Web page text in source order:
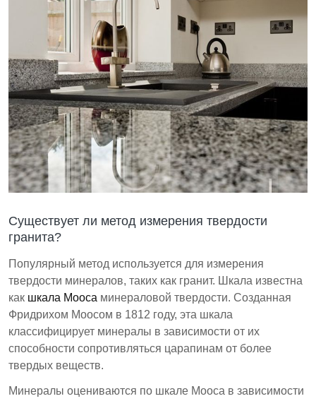
Существует ли метод измерения твердости
гранита?
Популярный метод используется для измерения
твердости минералов, таких как гранит. Шкала известна
как шкала Мооса минераловой твердости. Созданная
Фридрихом Моосом в 1812 году, эта шкала
классифицирует минералы в зависимости от их
способности сопротивляться царапинам от более
твердых веществ.
Минералы оцениваются по шкале Мооса в зависимости